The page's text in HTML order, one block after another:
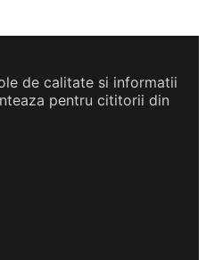
de calitate si informatii
pentru cititorii din